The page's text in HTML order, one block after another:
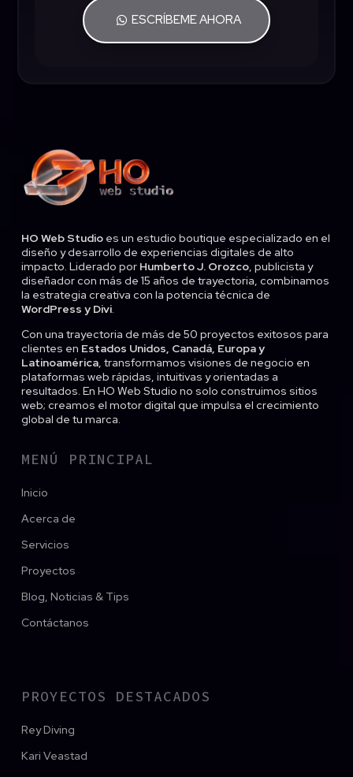
ESCRÍBEME AHORA
HO Web Studioes un estudio boutique especializado en el
diseño y desarrollo de experiencias digitales de alto
impacto. Liderado por Humberto J. Orozco, publicista y
diseñador con más de 15 años de trayectoria, combinamos
la estrategia creativa con la potencia técnica de
WordPress y Divi.
Con una trayectoria de más de 50 proyectos exitosos para
clientes en Estados Unidos, Canadá, Europa y
Latinoamérica, transformamos visiones de negocio en
plataformas web rápidas, intuitivas y orientadas a
resultados. En HO Web Studio no solo construimos sitios
web; creamos el motor digital que impulsa el crecimiento
global de tu marca.
MENÚ PRINCIPAL
Inicio
Acerca de
Servicios
Proyectos
Blog, Noticias & Tips
Contáctanos
PROYECTOS DESTACADOS
Rey Diving
Kari Veastad